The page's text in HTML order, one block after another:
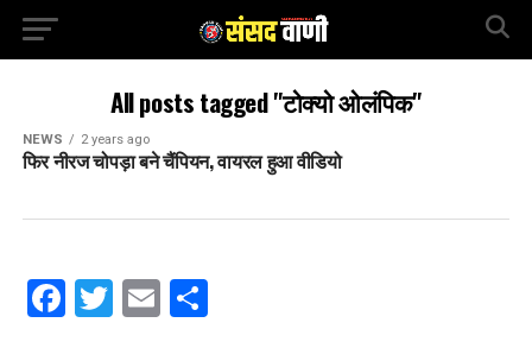
All posts tagged "टोक्यो ओलंपिक"
NEWS 2 years ago
फिर नीरज चोपड़ा बने चैंपियन, वायरल हुआ वीडियो
Facebook
Twitter
EmailShare